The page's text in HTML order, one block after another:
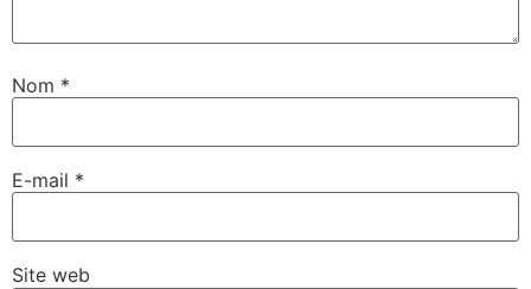
Nom *
E-mail *
Site web